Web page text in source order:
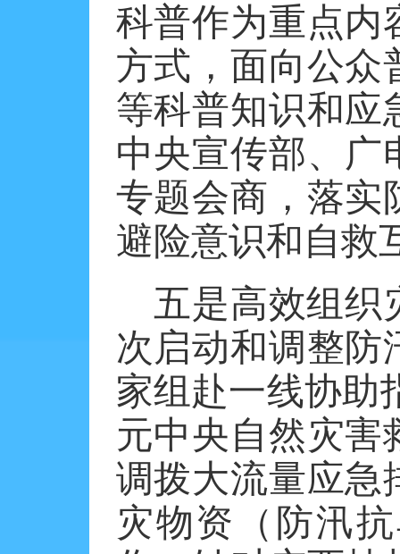
科普作为重点内
方式，面向公众
等科普知识和应
中央宣传部、广
专题会商，落实
避险意识和自救
五是高效组织
次启动和调整防
家组赴一线协助
元中央自然灾害
调拨大流量应急
灾物资（防汛